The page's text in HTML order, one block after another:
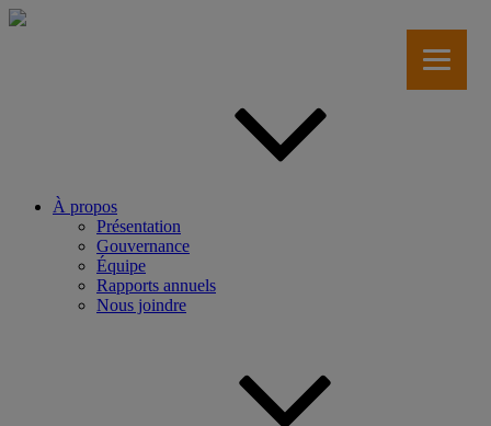
Aller
À propos
Présentation
Gouvernance
Équipe
Rapports annuels
Nous joindre